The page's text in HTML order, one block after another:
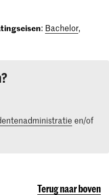
: Bachelor,
en/of
Terug naar boven